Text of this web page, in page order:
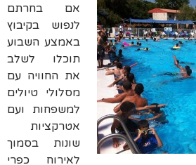
אם בחרתם
לנפוש בקיבוץ
באמצע השבוע
תוכלו לשלב
את החוויה עם
מסלולי טיולים
למשפחות ועם
אטרקציות
שונות בסמוך
לאירוח כפרי